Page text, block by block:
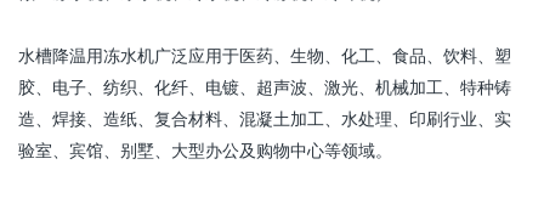
水槽降温用冻水机广泛应用于医药、生物、化工、食品、饮料、塑
胶、电子、纺织、化纤、电镀、超声波、激光、机械加工、特种铸
造、焊接、造纸、复合材料、混凝土加工、水处理、印刷行业、实
验室、宾馆、别墅、大型办公及购物中心等领域。